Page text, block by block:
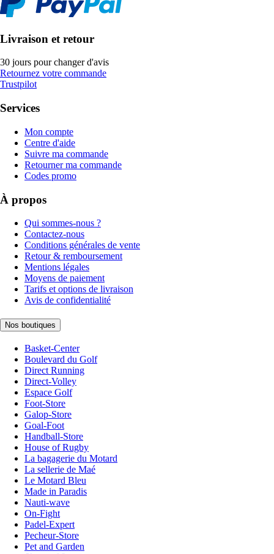
Livraison et retour
30 jours pour changer d'avis
Retournez votre commande
Trustpilot
Services
Mon compte
Centre d'aide
Suivre ma commande
Retourner ma commande
Codes promo
À propos
Qui sommes-nous ?
Contactez-nous
Conditions générales de vente
Retour & remboursement
Mentions légales
Moyens de paiement
Tarifs et options de livraison
Avis de confidentialité
Nos boutiques
Basket-Center
Boulevard du Golf
Direct Running
Direct-Volley
Espace Golf
Foot-Store
Galop-Store
Goal-Foot
Handball-Store
House of Rugby
La bagagerie du Motard
La sellerie de Maé
Le Motard Bleu
Made in Paradis
Nauti-wave
On-Fight
Padel-Expert
Pecheur-Store
Pet and Garden